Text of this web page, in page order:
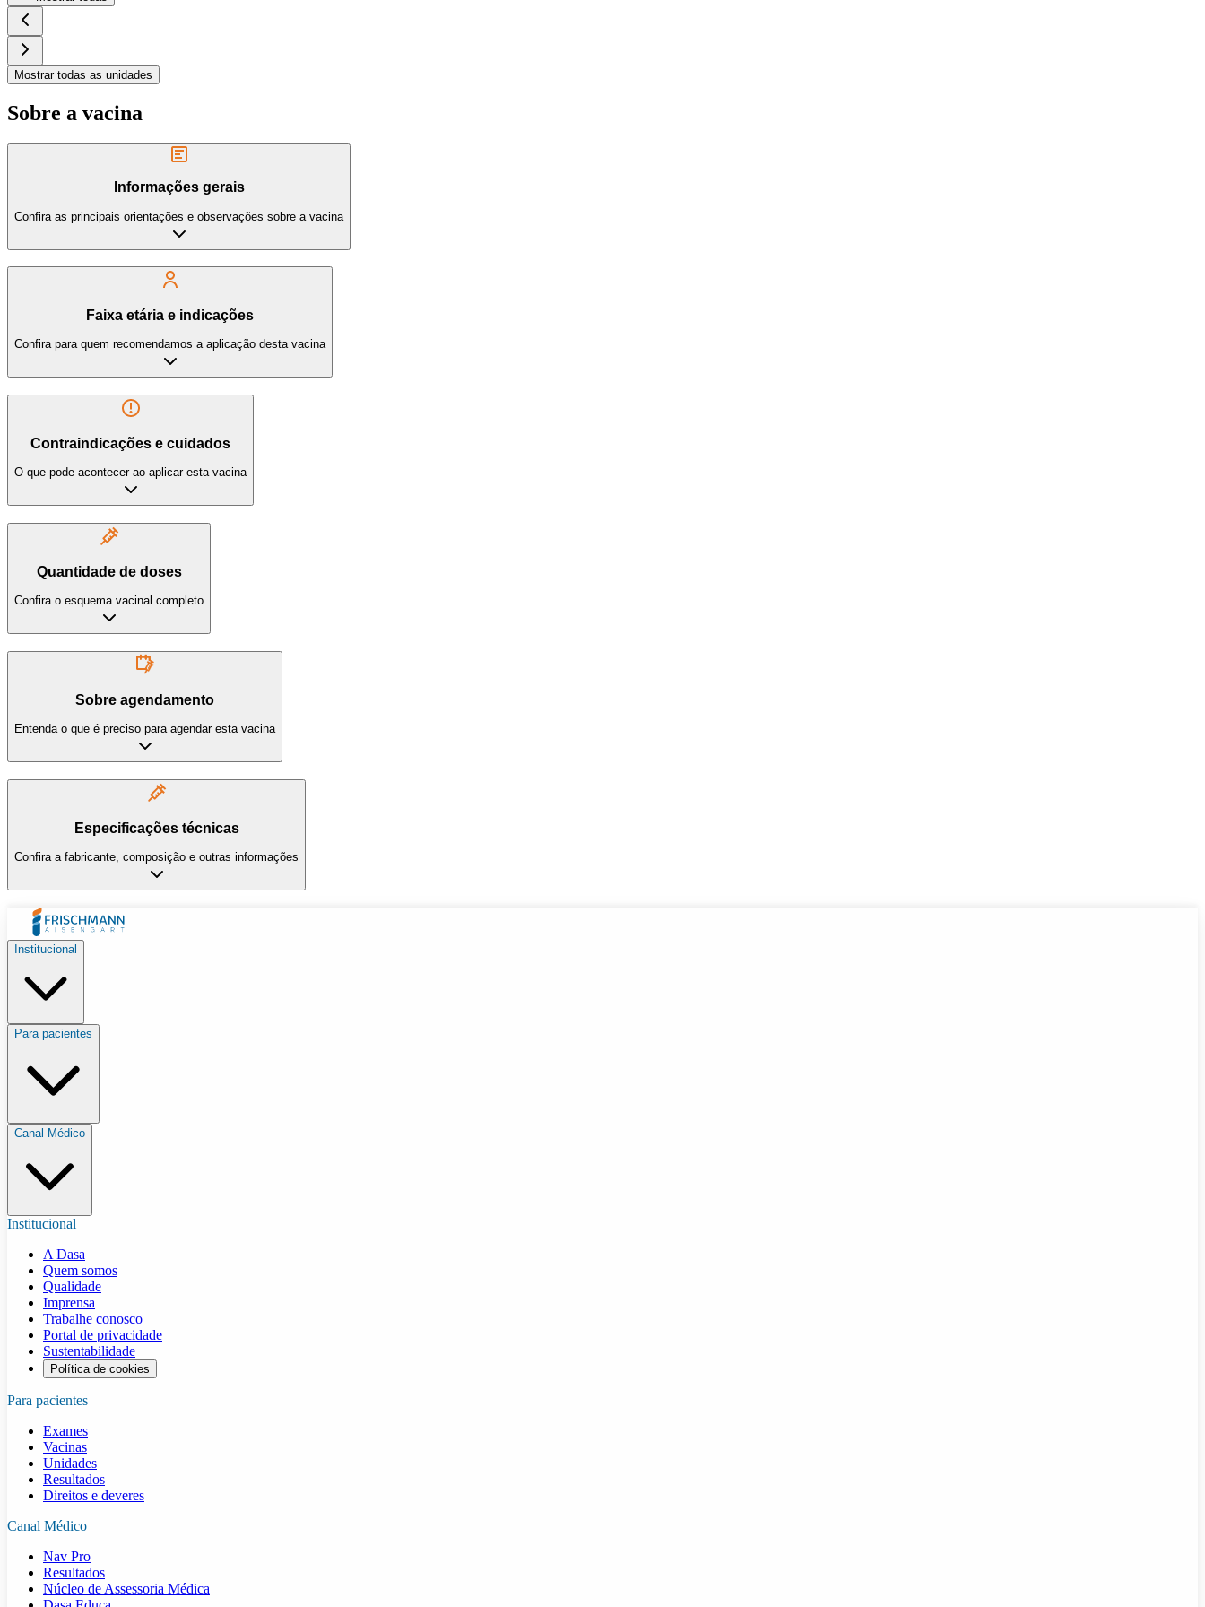
Mostrar todas as unidades
Sobre a vacina
Informações gerais
Confira as principais orientações e observações sobre a vacina
Faixa etária e indicações
Confira para quem recomendamos a aplicação desta vacina
Contraindicações e cuidados
O que pode acontecer ao aplicar esta vacina
Quantidade de doses
Confira o esquema vacinal completo
Sobre agendamento
Entenda o que é preciso para agendar esta vacina
Especificações técnicas
Confira a fabricante, composição e outras informações
Institucional
Para pacientes
Canal Médico
Institucional
A Dasa
Quem somos
Qualidade
Imprensa
Trabalhe conosco
Portal de privacidade
Sustentabilidade
Política de cookies
Para pacientes
Exames
Vacinas
Unidades
Resultados
Direitos e deveres
Canal Médico
Nav Pro
Resultados
Núcleo de Assessoria Médica